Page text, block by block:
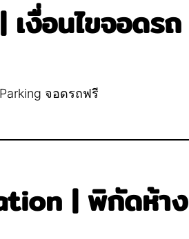
งื่อนไขจอดรถ
จอดรถฟรี
| พิกัดห้าง